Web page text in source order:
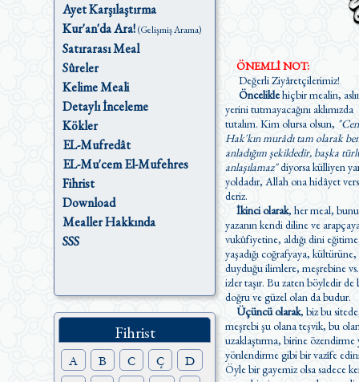
Ayet Karşılaştırma
Kur'an'da Ara!(Gelişmiş Arama)
Satırarası Meal
Sûreler
Kelime Meali
Detaylı İnceleme
Kökler
EL-Mufredât
EL-Mu'cem El-Mufehres
Fihrist
Download
Mealler Hakkında
SSS
Fihrist
A B C Ç
D
ÖNEMLİ NOT:
Değerli Ziyâretçilerimiz!
Önceliklehiçbir mealin,
yerini tutmayacağını aklımızda
tutalım. Kim olursa olsun,
Hak'kın murâdı tam olarak
anladığım şekildedir, başka
anlaşılamaz"diyorsa külliyen
yoldadır, Allah ona hidâyet versin
deriz.
İkinci olarak, her meal, bunu
yazanın kendi diline ve
vukûfiyetine, aldığı dini
yaşadığı coğrafyaya,
duyduğu ilimlere, meşrebine
izler taşır. Bu zaten böyledir de belki
doğru ve güzel olan da budur.
Üçüncü olarak, biz bu
meşrebi şu olana teşvik, bu
uzaklaştırma, birine özendirme yada
yönlendirme gibi bir vazîfe
Öyle bir gayemiz olsa sadece